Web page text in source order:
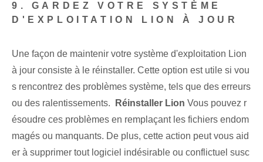
9. GARDEZ VOTRE SYSTÈME
D'EXPLOITATION LION À JOUR
Une façon de maintenir votre système d'exploitation Lion
à jour consiste à le réinstaller. Cette option est utile si vou
s rencontrez des problèmes système, tels que des erreurs
ou des ralentissements. ⁤
Réinstaller Lion Vous pouvez r
ésoudre ces problèmes en remplaçant les fichiers endom
magés ou manquants. De plus, cette action peut vous aid
er à supprimer tout logiciel indésirable ou conflictuel susc